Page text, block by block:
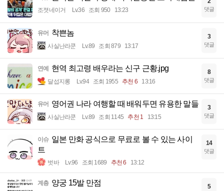
조졋네이거 Lv.36 조회 950 13:23 댓글
유머 착쁜놈
사실난라쿤 Lv.89 조회 879 13:17
3
댓글
연예 현역 최고령 배우라는 신구 근황.jpg
달섭지롱 Lv.94 조회 1955 추천 6 13:16
8
댓글
유머 영어권 나라 여행할 때 배워두면 유용한 말들
사실난라쿤 Lv.89 조회 1145 추천 1 13:15
3
댓글
이슈 일본 만화 공식으로 무료로 볼 수 있는 사이
트
벗바 Lv.96 조회 1689 추천 6 13:12
14
댓글
계층 양궁 15발 만점 5